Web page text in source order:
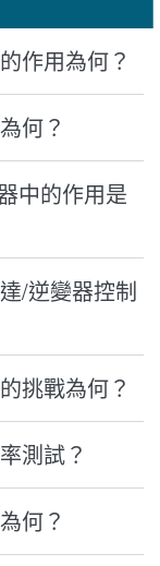
作用為何？
何？
中的作用是
/逆變器控制
挑戰為何？
測試？
何？